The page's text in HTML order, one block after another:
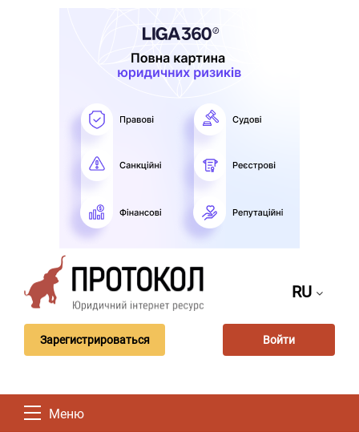
RU
Зарегистрироваться Войти
Меню